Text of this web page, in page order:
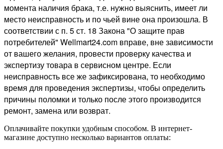
момента наличия брака, т.е. нужно выяснить, имеет ли
место неисправность и по чьей вине она произошла. В
соответствии с п. 5 ст. 18 Закона "О защите прав
потребителей" Wellmart24.com вправе, вне зависимости
от вашего желания, провести проверку качества и
экспертизу товара в сервисном центре. Если
неисправность все же зафиксирована, то необходимо
время для проведения экспертизы, чтобы определить
причины поломки и только после этого производится
ремонт, замена или возврат.
Оплачивайте покупки удобным способом. В интернет-
магазине доступно несколько вариантов оплаты: